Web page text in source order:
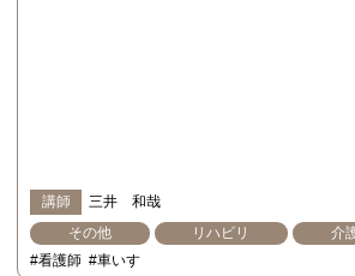
講師
三井 和哉
その他
リハビリ 介
#看護師 #車いす